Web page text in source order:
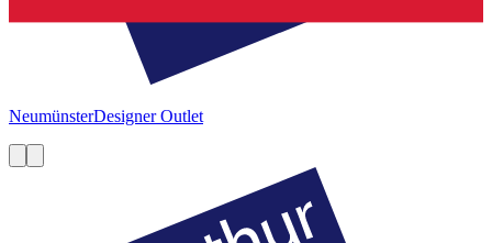
NeumünsterDesigner Outlet